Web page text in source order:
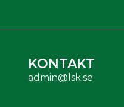
KONTAKT
admin@lsk.se